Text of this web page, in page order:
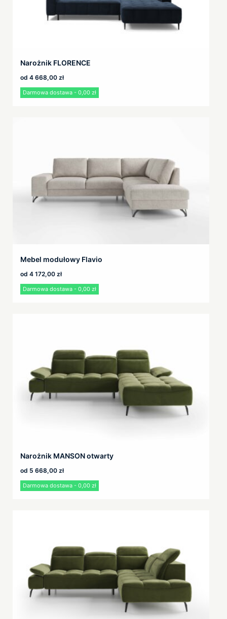
Narożnik FLORENCE
od 4 668,00 zł
Darmowa dostawa - 0,00 zł
Mebel modułowy Flavio
od 4 172,00 zł
Darmowa dostawa - 0,00 zł
Narożnik MANSON otwarty
od 5 668,00 zł
Darmowa dostawa - 0,00 zł